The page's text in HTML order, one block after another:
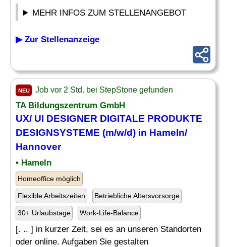
MEHR INFOS ZUM STELLENANGEBOT
▶ Zur Stellenanzeige
NEU Job vor 2 Std. bei StepStone gefunden
TA Bildungszentrum GmbH
UX/ UI DESIGNER DIGITALE PRODUKTE
DESIGNSYSTEME (m/w/d) in Hameln/
Hannover
• Hameln
Homeoffice möglich
Flexible Arbeitszeiten Betriebliche Altersvorsorge
30+ Urlaubstage Work-Life-Balance
[. .. ] in kurzer Zeit, sei es an unseren Standorten
oder online. Aufgaben Sie gestalten